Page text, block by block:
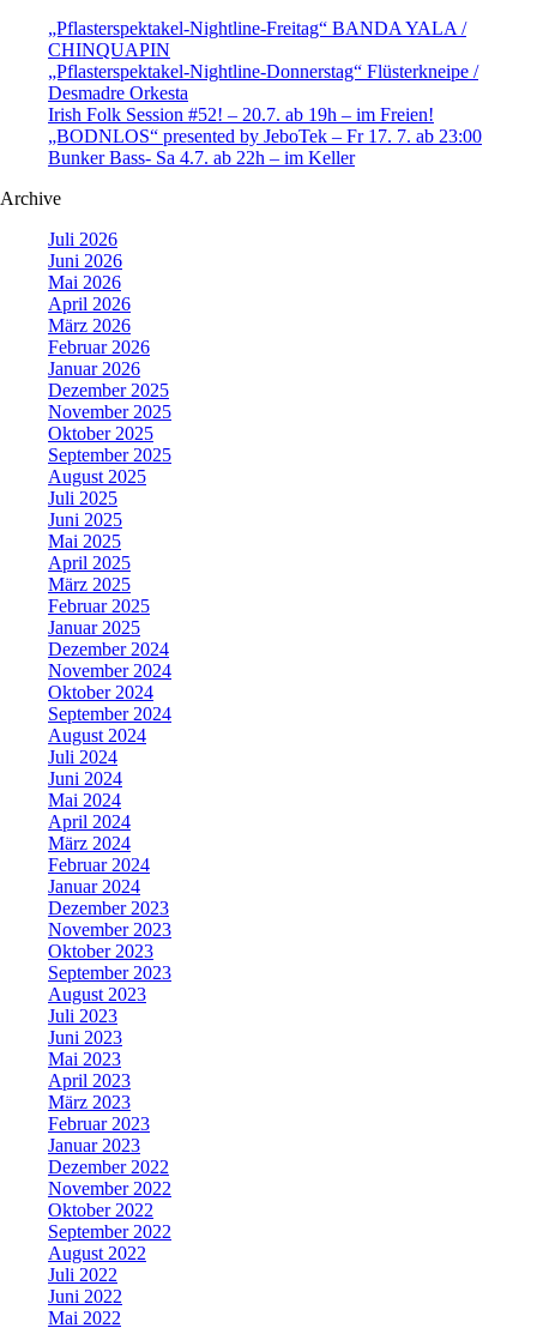
„Pflasterspektakel-Nightline-Freitag“ BANDA YALA /
CHINQUAPIN
„Pflasterspektakel-Nightline-Donnerstag“ Flüsterkneipe /
Desmadre Orkesta
Irish Folk Session #52! – 20.7. ab 19h – im Freien!
„BODNLOS“ presented by JeboTek – Fr 17. 7. ab 23:00
Bunker Bass- Sa 4.7. ab 22h – im Keller
Archive
Juli 2026
Juni 2026
Mai 2026
April 2026
März 2026
Februar 2026
Januar 2026
Dezember 2025
November 2025
Oktober 2025
September 2025
August 2025
Juli 2025
Juni 2025
Mai 2025
April 2025
März 2025
Februar 2025
Januar 2025
Dezember 2024
November 2024
Oktober 2024
September 2024
August 2024
Juli 2024
Juni 2024
Mai 2024
April 2024
März 2024
Februar 2024
Januar 2024
Dezember 2023
November 2023
Oktober 2023
September 2023
August 2023
Juli 2023
Juni 2023
Mai 2023
April 2023
März 2023
Februar 2023
Januar 2023
Dezember 2022
November 2022
Oktober 2022
September 2022
August 2022
Juli 2022
Juni 2022
Mai 2022